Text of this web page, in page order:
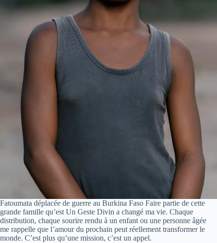
Fatoumata déplacée de guerre au Burkina Faso Faire partie de cette
grande famille qu’est Un Geste Divin a changé ma vie. Chaque
distribution, chaque sourire rendu à un enfant ou une personne âgée
me rappelle que l’amour du prochain peut réellement transformer le
monde. C’est plus qu’une mission, c’est un appel.